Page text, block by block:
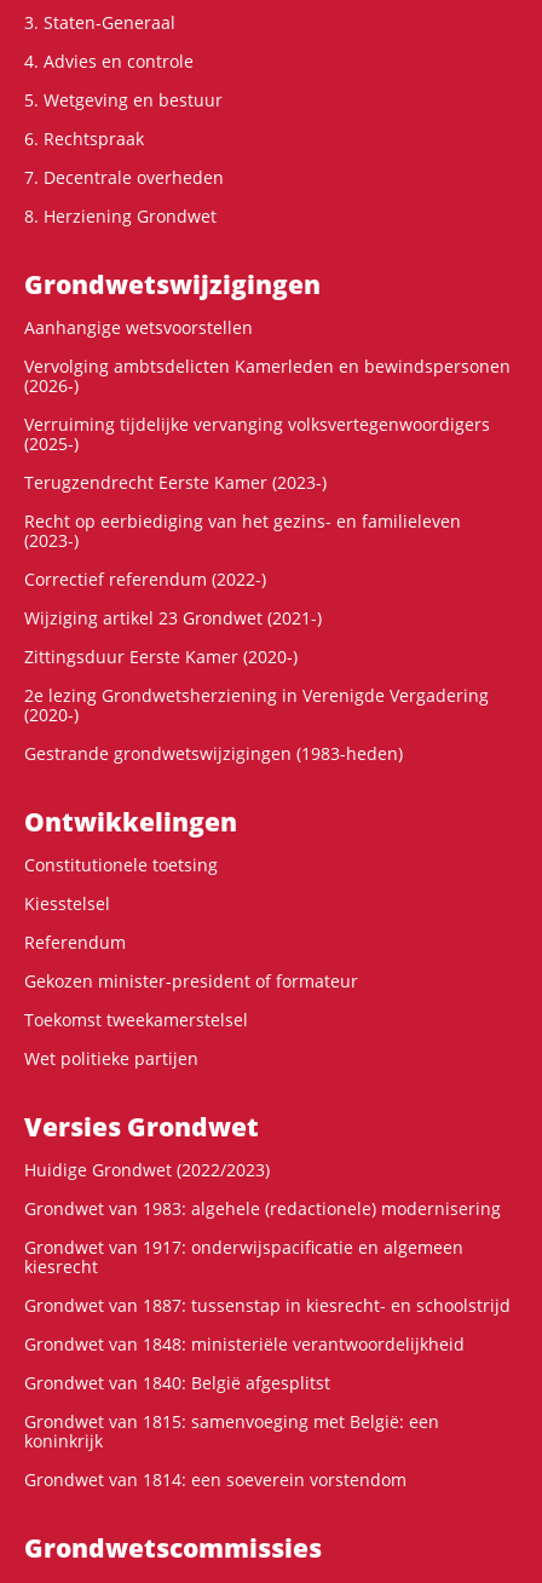
3. Staten-Generaal
4. Advies en controle
5. Wetgeving en bestuur
6. Rechtspraak
7. Decentrale overheden
8. Herziening Grondwet
Grondwets­wijzigingen
Aanhangige wetsvoorstellen
Vervolging ambtsdelicten Kamerleden en bewindspersonen
(2026-)
Verruiming tijdelijke vervanging volksvertegenwoordigers
(2025-)
Terugzendrecht Eerste Kamer (2023-)
Recht op eerbiediging van het gezins- en familieleven
(2023-)
Correctief referendum (2022-)
Wijziging artikel 23 Grondwet (2021-)
Zittingsduur Eerste Kamer (2020-)
2e lezing Grondwetsherziening in Verenigde Vergadering
(2020-)
Gestrande grondwetswijzigingen (1983-heden)
Ontwikke­lingen
Constitutionele toetsing
Kiesstelsel
Referendum
Gekozen minister-president of formateur
Toekomst tweekamerstelsel
Wet politieke partijen
Versies Grondwet
Huidige Grondwet (2022/2023)
Grondwet van 1983: algehele (redactionele) modernisering
Grondwet van 1917: onderwijspacificatie en algemeen
kiesrecht
Grondwet van 1887: tussenstap in kiesrecht- en schoolstrijd
Grondwet van 1848: ministeriële verantwoordelijkheid
Grondwet van 1840: België afgesplitst
Grondwet van 1815: samenvoeging met België: een
koninkrijk
Grondwet van 1814: een soeverein vorstendom
Grondwets­commissies